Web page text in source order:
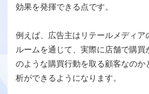
効果を発揮できる点です。
例えば、広告主はリテールメディア
ルームを通じて、実際に店舗で購
のような購買行動を取る顧客なのか
析ができるようになります。